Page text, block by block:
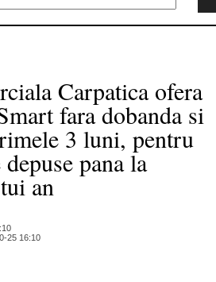
Carpatica ofera
fara dobanda si
3 luni, pentru
pana la
an
25 16:10